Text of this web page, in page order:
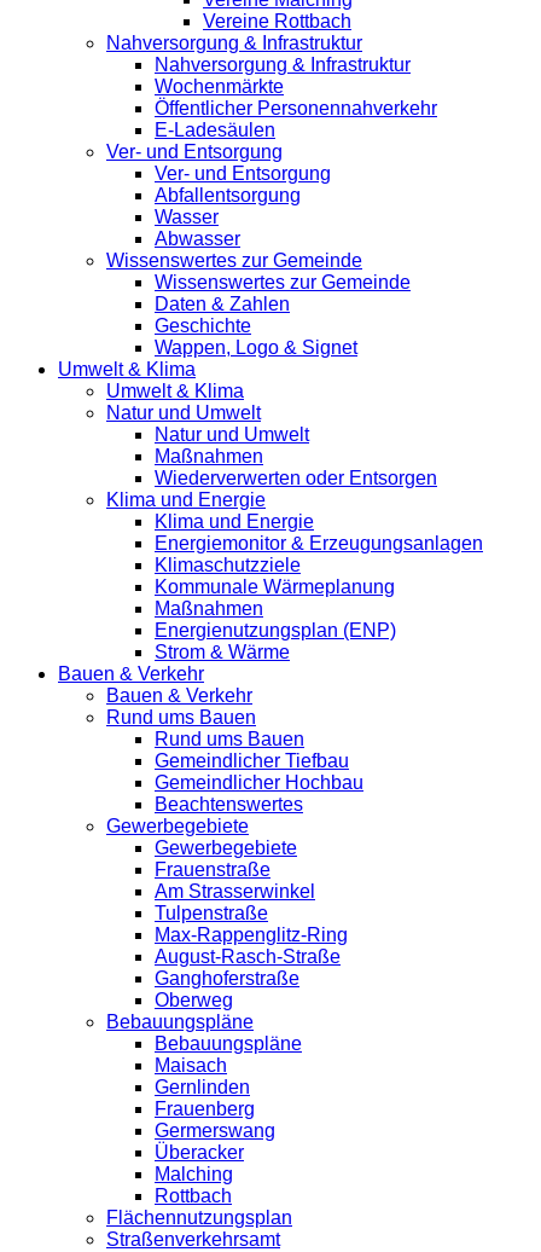
Vereine Rottbach
Nahversorgung & Infrastruktur
Nahversorgung & Infrastruktur
Wochenmärkte
Öffentlicher Personennahverkehr
E-Ladesäulen
Ver- und Entsorgung
Ver- und Entsorgung
Abfallentsorgung
Wasser
Abwasser
Wissenswertes zur Gemeinde
Wissenswertes zur Gemeinde
Daten & Zahlen
Geschichte
Wappen, Logo & Signet
Umwelt & Klima
Umwelt & Klima
Natur und Umwelt
Natur und Umwelt
Maßnahmen
Wiederverwerten oder Entsorgen
Klima und Energie
Klima und Energie
Energiemonitor & Erzeugungsanlagen
Klimaschutzziele
Kommunale Wärmeplanung
Maßnahmen
Energienutzungsplan (ENP)
Strom & Wärme
Bauen & Verkehr
Bauen & Verkehr
Rund ums Bauen
Rund ums Bauen
Gemeindlicher Tiefbau
Gemeindlicher Hochbau
Beachtenswertes
Gewerbegebiete
Gewerbegebiete
Frauenstraße
Am Strasserwinkel
Tulpenstraße
Max-Rappenglitz-Ring
August-Rasch-Straße
Ganghoferstraße
Oberweg
Bebauungspläne
Bebauungspläne
Maisach
Gernlinden
Frauenberg
Germerswang
Überacker
Malching
Rottbach
Flächennutzungsplan
Straßenverkehrsamt